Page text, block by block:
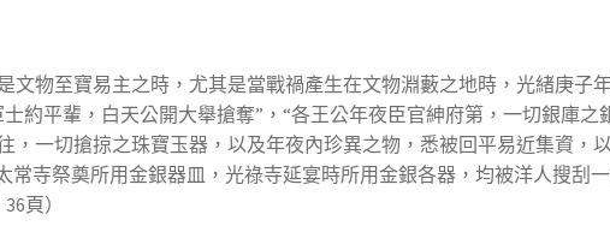
文物至寶易主之時，尤其是當戰禍產生在文物淵藪之地時，光緒庚子
約平輩，白天公開大舉搶奪”，“各王公年夜臣官紳府第，一切銀庫
，一切搶掠之珠寶玉器，以及年夜內珍異之物，悉被回平易近集資，
常寺祭奠所用金銀器皿，光祿寺延宴時所用金銀各器，均被洋人搜刮
頁）